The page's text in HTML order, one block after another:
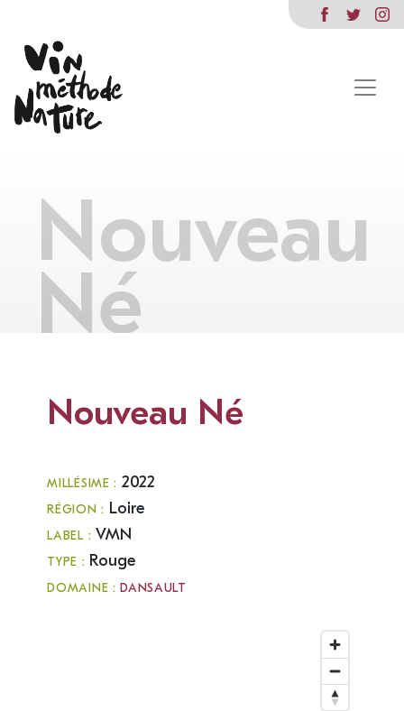
Nouveau
Né
Nouveau Né
MILLÉSIME : 2022
RÉGION : Loire
LABEL : VMN
TYPE : Rouge
DOMAINE :DANSAULT